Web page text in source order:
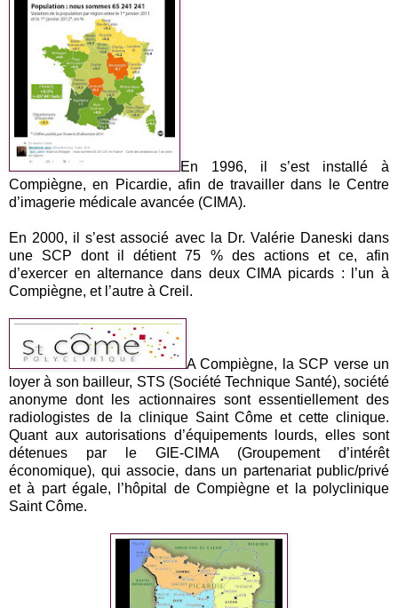
En 1996, il s’est installé à
Compiègne, en Picardie, afin de travailler dans le Centre
d’imagerie médicale avancée (CIMA).
En 2000, il s’est associé avec la Dr. Valérie Daneski dans
une SCP dont il détient 75 % des actions et ce, afin
d’exercer en alternance dans deux CIMA picards : l’un à
Compiègne, et l’autre à Creil.
A Compiègne, la SCP verse un
loyer à son bailleur, STS (Société Technique Santé), société
anonyme dont les actionnaires sont essentiellement des
radiologistes de la clinique Saint Côme et cette clinique.
Quant aux autorisations d’équipements lourds, elles sont
détenues par le GIE-CIMA (Groupement d’intérêt
économique), qui associe, dans un partenariat public/privé
et à part égale, l’hôpital de Compiègne et la polyclinique
Saint Côme.